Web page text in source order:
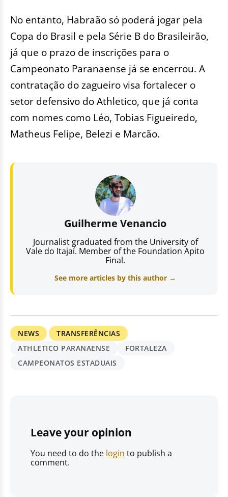
No entanto, Habraão só poderá jogar pela
Copa do Brasil e pela Série B do Brasileirão,
já que o prazo de inscrições para o
Campeonato Paranaense já se encerrou. A
contratação do zagueiro visa fortalecer o
setor defensivo do Athletico, que já conta
com nomes como Léo, Tobias Figueiredo,
Matheus Felipe, Belezi e Marcão.
Guilherme Venancio
Journalist graduated from the University of
Vale do Itajaí. Member of the Foundation Apito
Final.
See more articles by this author →
NEWS
TRANSFERÊNCIAS
ATHLETICO PARANAENSE
FORTALEZA
CAMPEONATOS ESTADUAIS
Leave your opinion
You need to do the login to publish a
comment.